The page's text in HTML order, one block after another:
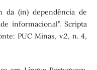
da (in) dependência de
informacional”. Scripta
PUC Minas, v.2, n. 4,